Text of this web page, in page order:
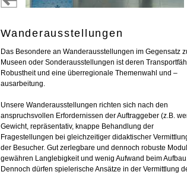
Wanderausstellungen
Das Besondere an Wanderausstellungen im Gegensatz
Museen oder Sonderausstellungen ist deren
Robustheit und eine überregionale Themenwahl und –
ausarbeitung.
Unsere Wanderausstellungen richten sich nach den
anspruchsvollen Erfordernissen der Auftraggeber (z.B.
Gewicht, repräsentativ, knappe Behandlung der
Fragestellungen bei gleichzeitiger didaktischer
der Besucher. Gut zerlegbare und dennoch robuste
gewähren Langlebigkeit und wenig Aufwand beim Aufbau.
Dennoch dürfen spielerische Ansätze in der Vermittlung